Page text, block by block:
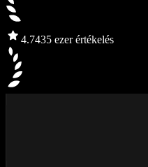
4.7435 ezer értékelés